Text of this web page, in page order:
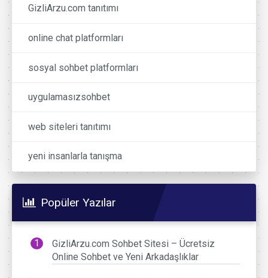
GizliArzu.com tanıtımı
online chat platformları
sosyal sohbet platformları
uygulamasızsohbet
web siteleri tanıtımı
yeni insanlarla tanışma
Popüler Yazılar
GizliArzu.com Sohbet Sitesi – Ücretsiz
Online Sohbet ve Yeni Arkadaşlıklar